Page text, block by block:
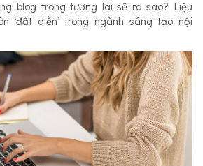
blog trong tương lai sẽ ra sao? Liệu
‘đất diễn’ trong ngành sáng tạo nội